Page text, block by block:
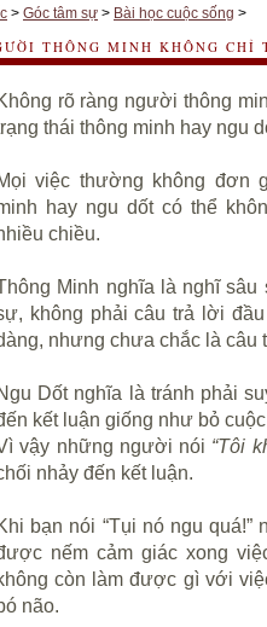
> Góc tâm sự > Bài học cuộc sống >
THÔNG MINH KHÔNG CHỈ
rõ ràng người thông
thái thông minh hay ngu
việc thường không đơn
hay ngu dốt có thể
chiều.
Minh nghĩa là nghĩ
không phải câu trả lời
nhưng chưa chắc là câu
Dốt nghĩa là tránh phải
kết luận giống như bỏ
vậy những người nói “Tôi
nhảy đến kết luận.
bạn nói “Tụi nó ngu
nếm cảm giác xong
còn làm được gì với
não.